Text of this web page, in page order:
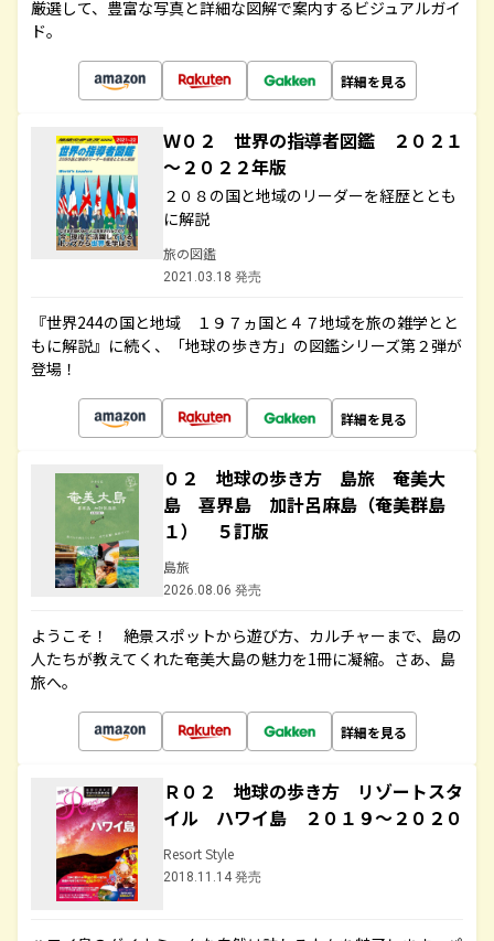
厳選して、豊富な写真と詳細な図解で案内するビジュアルガイ
ド。
詳細を見る
Ｗ０２ 世界の指導者図鑑 ２０２１
～２０２２年版
２０８の国と地域のリーダーを経歴ととも
に解説
旅の図鑑
2021.03.18 発売
『世界244の国と地域 １９７ヵ国と４７地域を旅の雑学とと
もに解説』に続く、「地球の歩き方」の図鑑シリーズ第２弾が
登場！
詳細を見る
０２ 地球の歩き方 島旅 奄美大
島 喜界島 加計呂麻島（奄美群島
１） ５訂版
島旅
2026.08.06 発売
ようこそ！ 絶景スポットから遊び方、カルチャーまで、島の
人たちが教えてくれた奄美大島の魅力を1冊に凝縮。さあ、島
旅へ。
詳細を見る
Ｒ０２ 地球の歩き方 リゾートスタ
イル ハワイ島 ２０１９～２０２０
Resort Style
2018.11.14 発売